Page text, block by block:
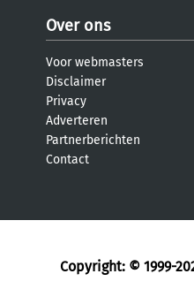
Over ons
Voor webmasters
Disclaimer
Privacy
Adverteren
Partnerberichten
Contact
Copyright: © 1999-